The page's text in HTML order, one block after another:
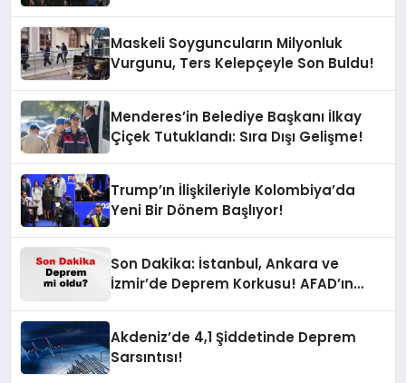
Maskeli Soyguncuların Milyonluk
Vurgunu, Ters Kelepçeyle Son Buldu!
Menderes’in Belediye Başkanı İlkay
Çiçek Tutuklandı: Sıra Dışı Gelişme!
Trump’ın İlişkileriyle Kolombiya’da
Yeni Bir Dönem Başlıyor!
Son Dakika: İstanbul, Ankara ve
İzmir’de Deprem Korkusu! AFAD’ın
Akdeniz’de 4,1 Şiddetinde Deprem
Sarsıntısı!